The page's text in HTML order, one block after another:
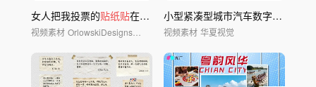
女人把我投票的贴纸贴在衬衫上
视频素材
小型紧凑型城市汽车数字
贴纸
视频素材 华夏视觉